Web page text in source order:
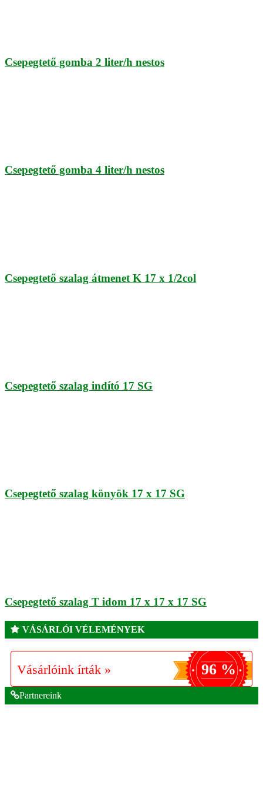
Csepegtető gomba 2 liter/h nestos
Csepegtető gomba 4 liter/h nestos
Csepegtető szalag átmenet K 17 x 1/2col
Csepegtető szalag indító 17 SG
Csepegtető szalag könyök 17 x 17 SG
Csepegtető szalag T idom 17 x 17 x 17 SG
VÁSÁRLÓI VÉLEMÉNYEK
Vásárlóink írták » 96 %
Partnereink